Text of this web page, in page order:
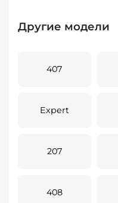
Другие модели
407
Expert
207
408